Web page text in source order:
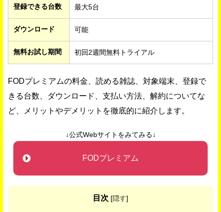
登録できる台数 最大5台
ダウンロード 可能
無料お試し期間 初回2週間無料トライアル
FODプレミアムの料金、読める雑誌、対象端末、登録で
きる台数、ダウンロード、支払い方法、解約についてな
ど、メリットやデメリットを徹底的に紹介します。
↓公式Webサイトをみてみる↓
FODプレミアム
目次 [隠す]